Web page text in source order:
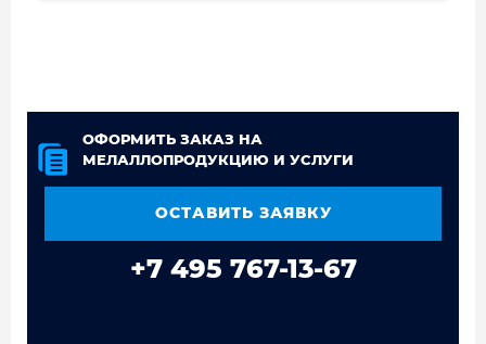
ОФОРМИТЬ ЗАКАЗ НА
МЕЛАЛЛОПРОДУКЦИЮ И УСЛУГИ
ОСТАВИТЬ ЗАЯВКУ
+7 495 767-13-67